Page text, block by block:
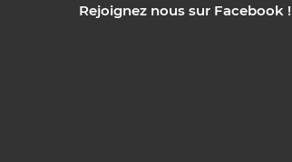
Rejoignez nous sur Facebook !